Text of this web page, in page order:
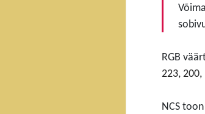
RGB
223, 200,
NCS toon